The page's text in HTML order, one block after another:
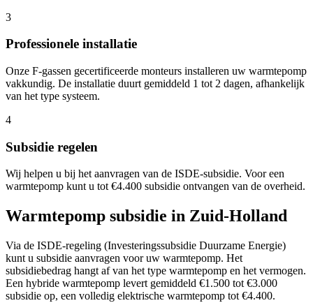
3
Professionele installatie
Onze F-gassen gecertificeerde monteurs installeren uw warmtepomp
vakkundig. De installatie duurt gemiddeld 1 tot 2 dagen, afhankelijk
van het type systeem.
4
Subsidie regelen
Wij helpen u bij het aanvragen van de ISDE-subsidie. Voor een
warmtepomp kunt u tot €4.400 subsidie ontvangen van de overheid.
Warmtepomp subsidie in Zuid-Holland
Via de ISDE-regeling (Investeringssubsidie Duurzame Energie)
kunt u subsidie aanvragen voor uw warmtepomp. Het
subsidiebedrag hangt af van het type warmtepomp en het vermogen.
Een hybride warmtepomp levert gemiddeld €1.500 tot €3.000
subsidie op, een volledig elektrische warmtepomp tot €4.400.